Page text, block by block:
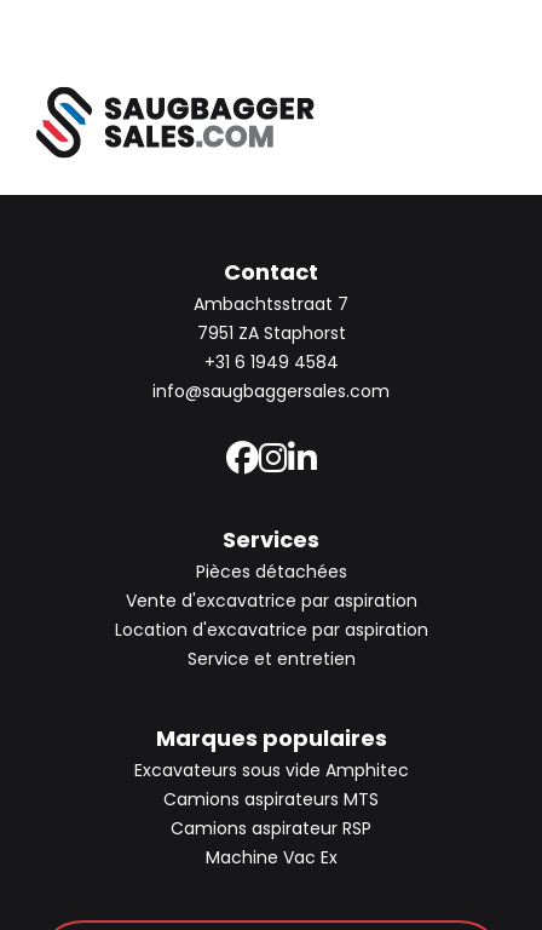
Contact
Ambachtsstraat 7
7951 ZA Staphorst
+31 6 1949 4584
info@saugbaggersales.com
Services
Pièces détachées
Vente d'excavatrice par aspiration
Location d'excavatrice par aspiration
Service et entretien
Marques populaires
Excavateurs sous vide Amphitec
Camions aspirateurs MTS
Camions aspirateur RSP
Machine Vac Ex